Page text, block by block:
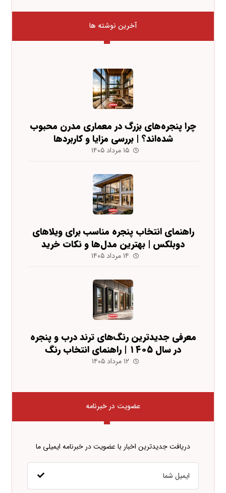
آخرین نوشته ها
چرا پنجره‌های بزرگ در معماری مدرن محبوب
شده‌اند؟ | بررسی مزایا و کاربردها
۱۵ مرداد ۱۴۰۵
راهنمای انتخاب پنجره مناسب برای ویلاهای
دوبلکس | بهترین مدل‌ها و نکات خرید
۱۴ مرداد ۱۴۰۵
معرفی جدیدترین رنگ‌های ترند درب و پنجره
در سال ۱۴۰۵ | راهنمای انتخاب رنگ
۱۲ مرداد ۱۴۰۵
عضویت در خبرنامه
دریافت جدیدترین اخبار با عضویت در خبرنامه ایمیلی ما